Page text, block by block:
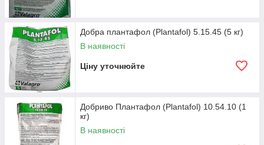
Добра плантафол (Plantafol) 5.15.45 (5 кг)
В наявності
Ціну уточнюйте
Добриво Плантафол (Plantafol) 10.54.10 (1
кг)
В наявності